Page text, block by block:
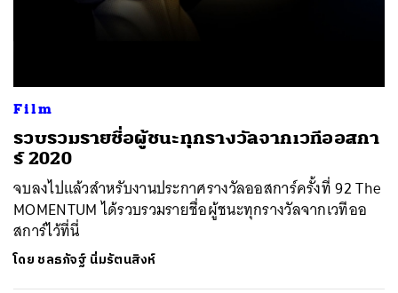
Film
รวบรวมรายชื่อผู้ชนะทุกรางวัลจากเวทีออสกา
ร์ 2020
จบลงไปแล้วสำหรับงานประกาศรางวัลออสการ์ครั้งที่ 92 The
MOMENTUM ได้รวบรวมรายชื่อผู้ชนะทุกรางวัลจากเวทีออ
สการ์ไว้ที่นี่
โดย ชลธภัจฐ์ นิ่มรัตนสิงห์
ค้นหา